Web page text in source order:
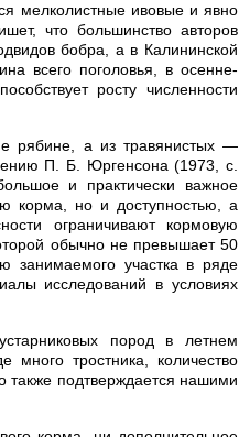
мелколистные ивовые и явно
что большинство авторов
бобра, а в Калининской
всего поголовья, в осенне-
росту численности
рябине, а из травянистых —
П. Б. Юргенсона (1973, с.
и практически важное
корма, но и доступностью, а
ограничивают кормовую
обычно не превышает 50
занимаемого участка в ряде
исследований в условиях
пород в летнем
тростника, количество
также подтверждается нашими